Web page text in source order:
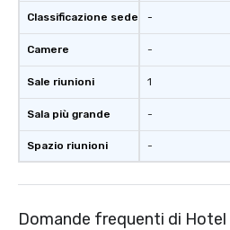
Classificazione sede
Camere
Sale riunioni
Sala più grande
Spazio riunioni
-
-
1
-
-
Domande frequenti di